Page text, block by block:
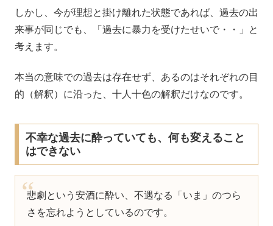
しかし、今が理想と掛け離れた状態であれば、過去の出
来事が同じでも、「過去に暴力を受けたせいで・・」と
考えます。
本当の意味での過去は存在せず、あるのはそれぞれの目
的（解釈）に沿った、十人十色の解釈だけなのです。
不幸な過去に酔っていても、何も変えること
はできない
悲劇という安酒に酔い、不遇なる「いま」のつら
さを忘れようとしているのです。